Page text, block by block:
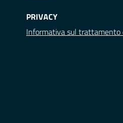
PRIVACY
Informativa sul trattamento